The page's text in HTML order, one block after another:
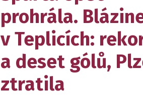
prohrála.
v Teplicích:
a deset gólů,
ztratila